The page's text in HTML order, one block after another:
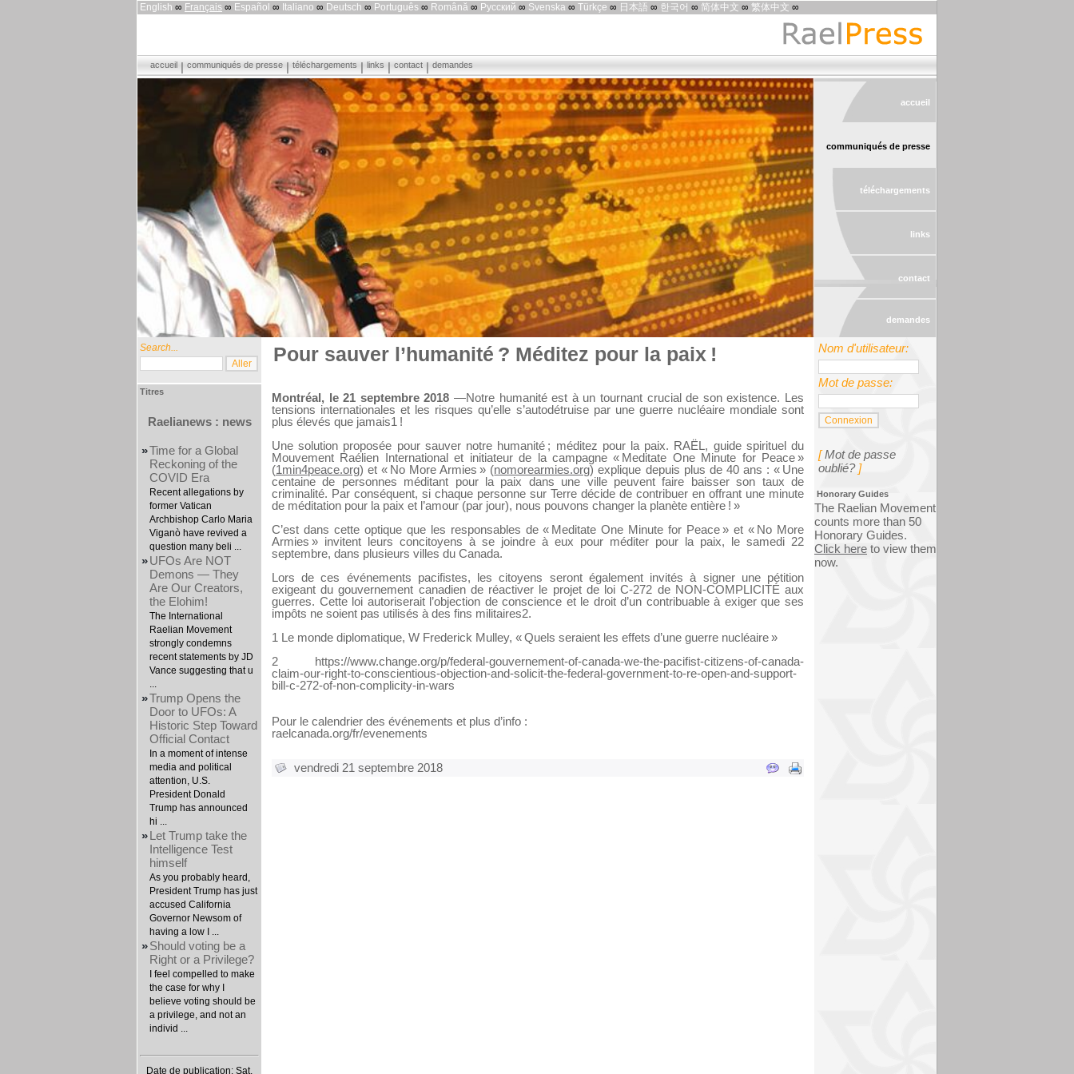
English ∞ Français ∞ Español ∞ Italiano ∞ Deutsch ∞ Português ∞ Română ∞ Русский ∞ Svenska ∞ Türkçe ∞ 日本語 ∞ 한국어 ∞ 简体中文 ∞ 繁体中文 ∞
accueil communiqués de presse téléchargements links contact demandes
accueil
communiqués de presse
téléchargements
links
contact
demandes
Search...
Titres
Raelianews : news
»Time for a Global
Reckoning of the
COVID Era
Recent allegations by
former Vatican
Archbishop Carlo Maria
Viganò have revived a
question many beli ...
»UFOs Are NOT
Demons — They
Are Our Creators,
the Elohim!
The International
Raelian Movement
strongly condemns
recent statements by JD
Vance suggesting that u
»Trump Opens the
Door to UFOs: A
Historic Step Toward
Official Contact
In a moment of intense
media and political
attention, U.S.
President Donald
Trump has announced
hi ...
»Let Trump take the
Intelligence Test
himself
As you probably heard,
President Trump has just
accused California
Governor Newsom of
having a low I ...
»Should voting be a
Right or a Privilege?
I feel compelled to make
the case for why I
believe voting should be
a privilege, and not an
individ ...
Date de publication: Sat,
Pour sauver l’humanité ? Méditez pour la paix !
Montréal, le 21 septembre 2018 —Notre humanité est à un tournant crucial de son existence. Les
tensions internationales et les risques qu’elle s’autodétruise par une guerre nucléaire mondiale sont
plus élevés que jamais1 !
Une solution proposée pour sauver notre humanité ; méditez pour la paix. RAËL, guide spirituel du
Mouvement Raélien International et initiateur de la campagne « Meditate One Minute for Peace »
(1min4peace.org) et « No More Armies » (nomorearmies.org) explique depuis plus de 40 ans : « Une
centaine de personnes méditant pour la paix dans une ville peuvent faire baisser son taux de
criminalité. Par conséquent, si chaque personne sur Terre décide de contribuer en offrant une minute
de méditation pour la paix et l’amour (par jour), nous pouvons changer la planète entière ! »
C’est dans cette optique que les responsables de « Meditate One Minute for Peace » et « No More
Armies » invitent leurs concitoyens à se joindre à eux pour méditer pour la paix, le samedi 22
septembre, dans plusieurs villes du Canada.
Lors de ces événements pacifistes, les citoyens seront également invités à signer une pétition
exigeant du gouvernement canadien de réactiver le projet de loi C-272 de NON-COMPLICITÉ aux
guerres. Cette loi autoriserait l’objection de conscience et le droit d’un contribuable à exiger que ses
impôts ne soient pas utilisés à des fins militaires2.
1 Le monde diplomatique, W Frederick Mulley, « Quels seraient les effets d’une guerre nucléaire »
2 https://www.change.org/p/federal-gouvernement-of-canada-we-the-pacifist-citizens-of-canada-
claim-our-right-to-conscientious-objection-and-solicit-the-federal-government-to-re-open-and-support-
bill-c-272-of-non-complicity-in-wars
Pour le calendrier des événements et plus d’info :
raelcanada.org/fr/evenements
vendredi 21 septembre 2018
Nom d'utilisateur:
Mot de passe:
[Mot de passe
oublié?]
Honorary Guides
The Raelian Movement
counts more than 50
Honorary Guides.
Click here to view them
now.